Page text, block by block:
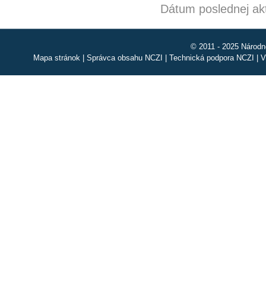
Dátum poslednej
© 2011 - 2025
Mapa stránok| Správca obsahu NCZI Technická podpora NCZI